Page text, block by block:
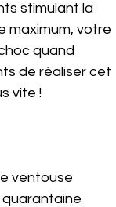
stimulant la
maximum, votre
quand
de réaliser cet
vite !
ventouse